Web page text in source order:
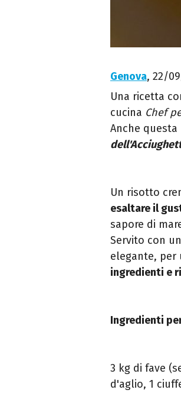
Genova, 22/
Una ricetta
cucina Chef
Anche
Un risotto
esaltare il
sapore di
Servito con
elegante, per
ingredienti e
Ingredienti
3 kg di fave
d'aglio, 1